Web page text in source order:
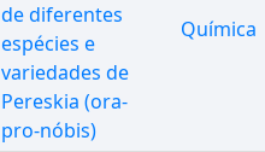
de diferentes
espécies e
variedades de
Pereskia (ora-
pro-nóbis)
Química